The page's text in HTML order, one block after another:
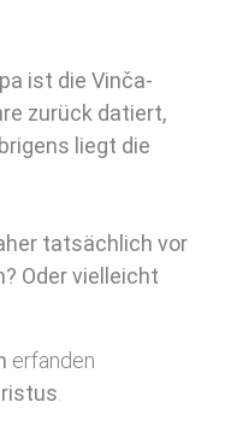
ist die Vinča-
zurück datiert,
liegt die
tatsächlich vor
Oder vielleicht
erfanden